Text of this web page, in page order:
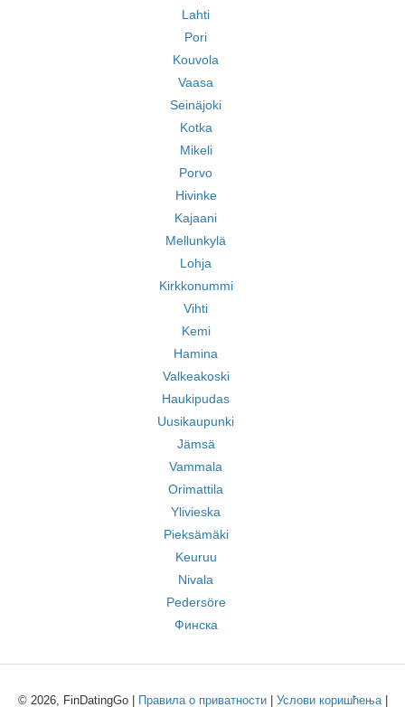
Lahti
Pori
Kouvola
Vaasa
Seinäjoki
Kotka
Mikeli
Porvo
Hivinke
Kajaani
Mellunkylä
Lohja
Kirkkonummi
Vihti
Kemi
Hamina
Valkeakoski
Haukipudas
Uusikaupunki
Jämsä
Vammala
Orimattila
Ylivieska
Pieksämäki
Keuruu
Nivala
Pedersöre
Финска
© 2026, FinDatingGo | Правила о приватности| Услови коришћења|